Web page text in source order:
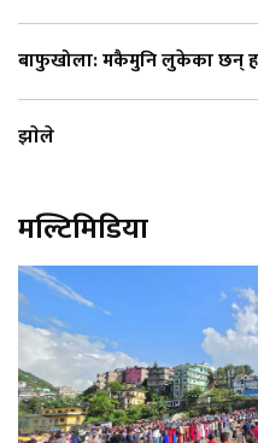
बाफुखोला: मकैमुनि लुकेका छन्
झाेले
मल्टिमिडिया